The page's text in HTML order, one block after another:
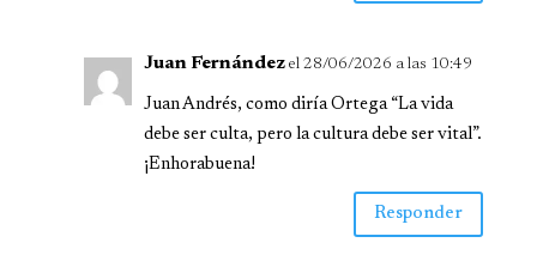
Juan Fernández el 28/06/2026 a las 10:49
Juan Andrés, como diría Ortega “La vida
debe ser culta, pero la cultura debe ser vital”.
¡Enhorabuena!
Responder